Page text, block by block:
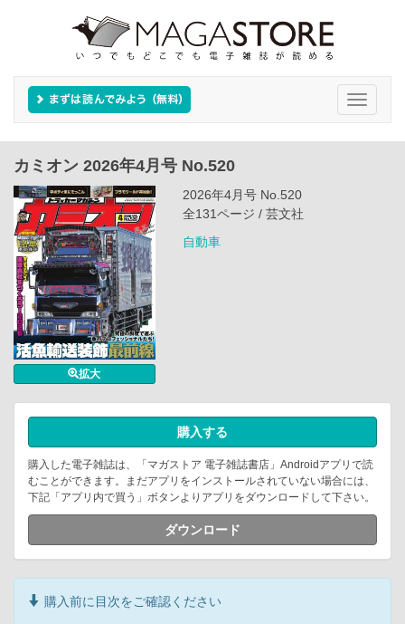
Toggle
カミオン 2026年4月号 No.520
拡大
2026年4月号 No.520
全131ページ / 芸文社
自動車
購入する
購入した電子雑誌は、「マガストア 電子雑誌書店」Androidアプリで読
むことができます。まだアプリをインストールされていない場合には、
下記「アプリ内で買う」ボタンよりアプリをダウンロードして下さい。
ダウンロード
購入前に目次をご確認ください